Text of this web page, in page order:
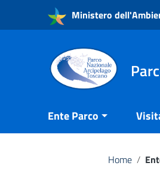
Vai ai contenuti
Vai al menu di navigazione
Ministero
Ente Parco
Home /